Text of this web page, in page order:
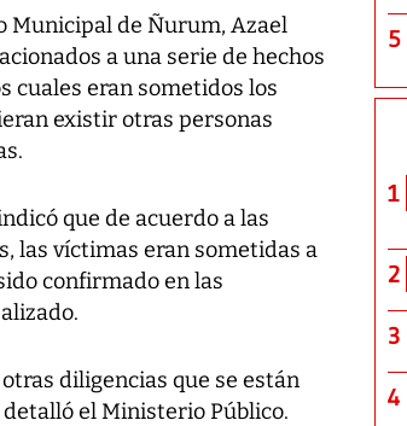
Municipal de Ñurum, Azael
a una serie de hechos
cuales eran sometidos los
existir otras personas
que de acuerdo a las
las víctimas eran sometidas a
confirmado en las
diligencias que se están
el Ministerio Público.
5
1
2
3
4